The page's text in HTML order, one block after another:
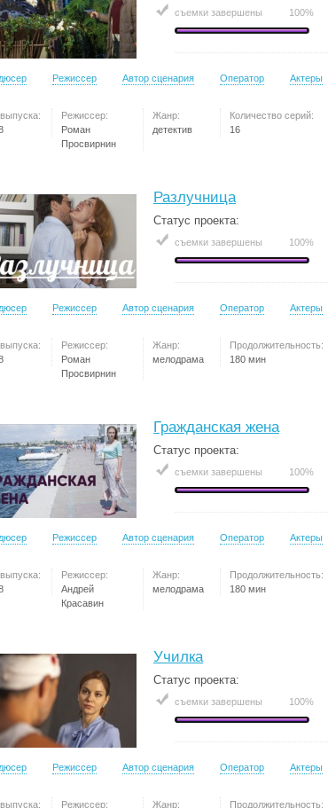
съемки завершены 100%
Режиссер Автор сценария Оператор Актеры
Режиссер:
Роман
Просвирнин
Жанр:
детектив
Количество серий:
16
Разлучница
Статус проекта:
съемки завершены 100%
Режиссер Автор сценария Оператор Актеры
Режиссер:
Роман
Просвирнин
Жанр:
мелодрама
Продолжительность:
180 мин
Гражданская жена
Статус проекта:
съемки завершены 100%
Режиссер Автор сценария Оператор Актеры
Режиссер:
Андрей
Красавин
Жанр:
мелодрама
Продолжительность:
180 мин
Училка
Статус проекта:
съемки завершены 100%
Режиссер Автор сценария Оператор Актеры
Режиссер: Жанр: Продолжительность: